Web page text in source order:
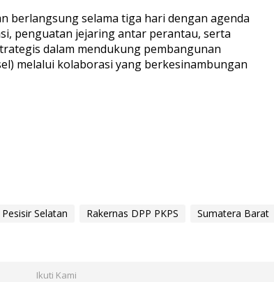
berlangsung selama tiga hari dengan agenda
penguatan jejaring antar perantau, serta
dalam mendukung pembangunan
melalui kolaborasi yang berkesinambungan
ar
Pesisir Selatan Rakernas DPP PKPS
Sumatera Barat
Ikuti Kami